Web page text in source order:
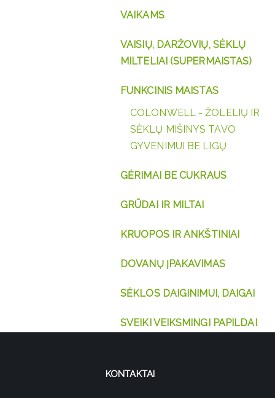
VAIKAMS
VAISIŲ, DARŽOVIŲ, SĖKLŲ
MILTELIAI (SUPERMAISTAS)
FUNKCINIS MAISTAS
COLONWELL - ŽOLELIŲ IR
SĖKLŲ MIŠINYS TAVO
GYVENIMUI BE LIGŲ
GĖRIMAI BE CUKRAUS
GRŪDAI IR MILTAI
KRUOPOS IR ANKŠTINIAI
DOVANŲ ĮPAKAVIMAS
SĖKLOS DAIGINIMUI, DAIGAI
SVEIKI VEIKSMINGI PAPILDAI
KONTAKTAI